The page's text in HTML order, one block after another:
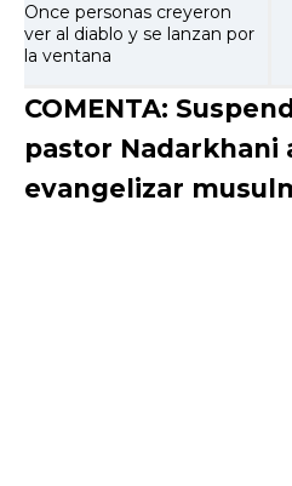
Once personas creyeron
ver al diablo y se lanzan por
la ventana
COMENTA:
pastor Nadarkhani
evangelizar